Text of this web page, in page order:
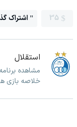
35 اشتراک
استقلال
مشاهده
خلاصه بازی